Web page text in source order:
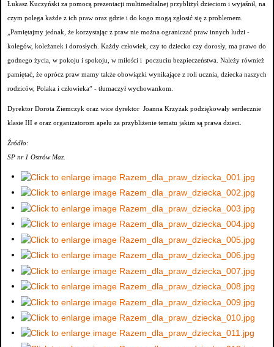
Łukasz Kuczyński za pomocą prezentacji multimedialnej przybliżył dzieciom i wyjaśnił, na
czym polega każde z ich praw oraz gdzie i do kogo mogą zgłosić się z problemem.
„Pamiętajmy jednak, że korzystając z praw nie można ograniczać praw innych ludzi -
kolegów, koleżanek i dorosłych. Każdy człowiek, czy to dziecko czy dorosły, ma prawo do
godnego życia, w pokoju i spokoju, w miłości i poczuciu bezpieczeństwa. Należy również
pamiętać, że oprócz praw mamy także obowiązki wynikające z roli ucznia, dziecka naszych
rodziców, Polaka i człowieka” - tłumaczył wychowankom.
Dyrektor Dorota Ziemczyk oraz wice dyrektor Joanna Krzyżak podziękowały serdecznie
klasie III e oraz organizatorom apelu za przybliżenie tematu jakim są prawa dzieci.
Źródło:
SP nr 1 Ostrów Maz.